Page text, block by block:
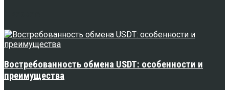
Востребованность обмена USDT: особенности и
преимущества